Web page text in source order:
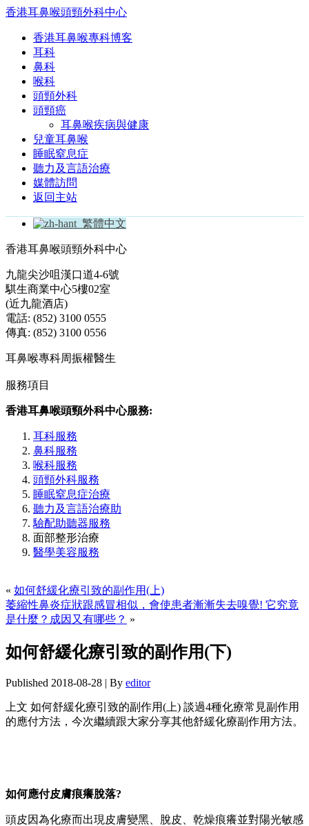
香港耳鼻喉頭頸外科中心
香港耳鼻喉專科博客
耳科
鼻科
喉科
頭頸外科
頭頸癌
耳鼻喉疾病與健康
兒童耳鼻喉
睡眠窒息症
聽力及言語治療
媒體訪問
返回主站
繁體中文
香港耳鼻喉頭頸外科中心
九龍尖沙咀漢口道4-6號
騏生商業中心5樓02室
(近九龍酒店)
電話: (852) 3100 0555
傳真: (852) 3100 0556
耳鼻喉專科周振權醫生
服務項目
香港耳鼻喉頭頸外科中心服務:
耳科服務
鼻科服務
喉科服務
頭頸外科服務
睡眠窒息症治療
聽力及言語治療助
驗配助聽器服務
面部整形治療
醫學美容服務
« 如何舒緩化療引致的副作用(上)
萎縮性鼻炎症狀跟感冒相似，會使患者漸漸失去嗅覺! 它究竟
是什麼？成因又有哪些？ »
如何舒緩化療引致的副作用(下)
Published 2018-08-28 | By editor
上文 如何舒緩化療引致的副作用(上) 談過4種化療常見副作用
的應付方法，今次繼續跟大家分享其他舒緩化療副作用方法。
如何應付皮膚痕癢脫落?
頭皮因為化療而出現皮膚變黑、脫皮、乾燥痕癢並對陽光敏感